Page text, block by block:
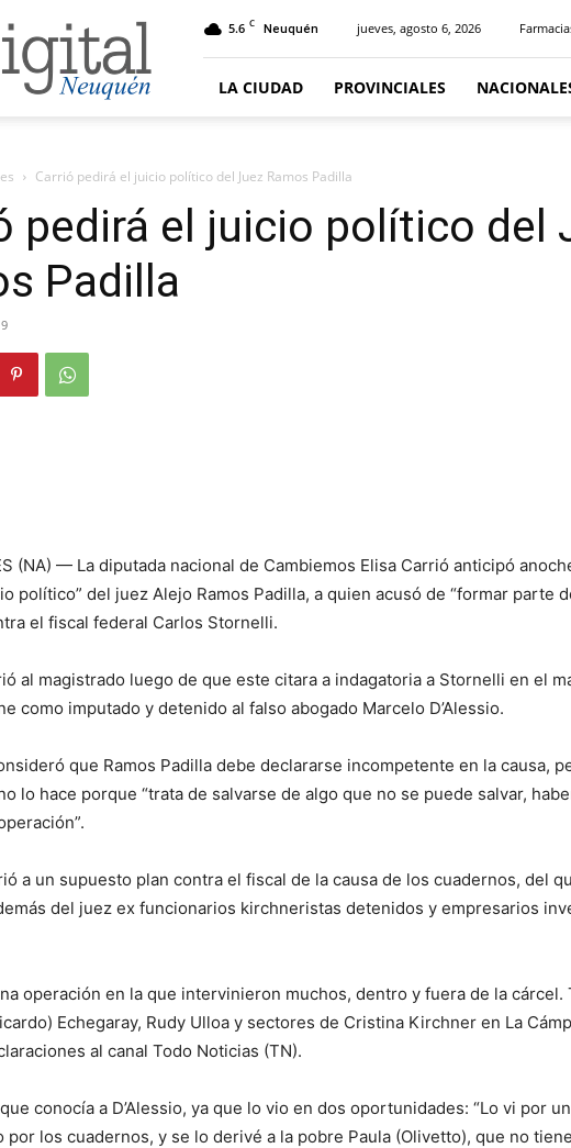
5.6 C Neuquén jueves, agosto 6, 2026
LA CIUDAD PROVINCIALES
Carrió pedirá el juicio político del Juez Ramos Padilla
pedirá el juicio político del
Padilla
(NA) — La diputada nacional de Cambiemos Elisa Carrió anticipó
político” del juez Alejo Ramos Padilla, a quien acusó de “formar parte
el fiscal federal Carlos Stornelli.
al magistrado luego de que este citara a indagatoria a Stornelli en el
como imputado y detenido al falso abogado Marcelo D’Alessio.
que Ramos Padilla debe declararse incompetente en la causa,
lo hace porque “trata de salvarse de algo que no se puede salvar,
a un supuesto plan contra el fiscal de la causa de los cuadernos, del
del juez ex funcionarios kirchneristas detenidos y empresarios
operación en la que intervinieron muchos, dentro y fuera de la cárcel.
Echegaray, Rudy Ulloa y sectores de Cristina Kirchner en La
al canal Todo Noticias (TN).
conocía a D’Alessio, ya que lo vio en dos oportunidades: “Lo vi por
por los cuadernos, y se lo derivé a la pobre Paula (Olivetto), que no